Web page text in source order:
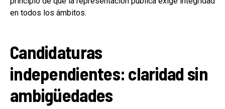
en todos los ámbitos.
Candidaturas
independientes: claridad sin
ambigüedades